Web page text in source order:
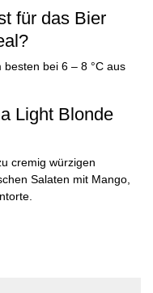
für das Bier
bei 6 – 8 °C aus
Light Blonde
cremig würzigen
Salaten mit Mango,